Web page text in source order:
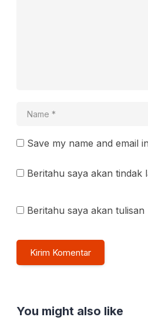
Save my name and email
Beritahu saya akan tindak
Beritahu saya akan
You might also like